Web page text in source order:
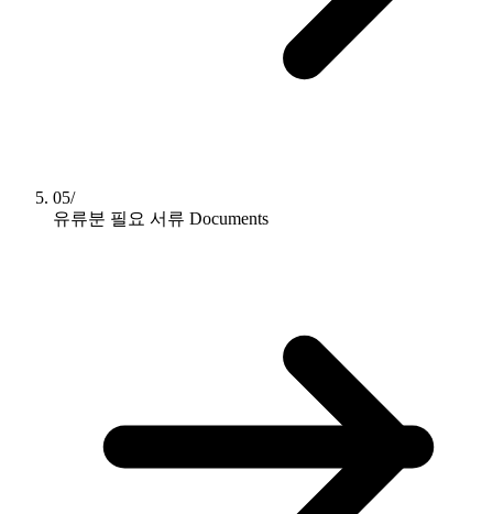
05/
유류분 필요 서류 Documents